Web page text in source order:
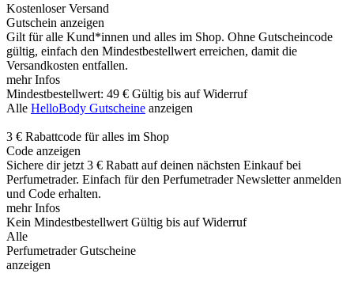
Kostenloser Versand
Gutschein anzeigen
Gilt für alle Kund*innen und alles im Shop. Ohne Gutscheincode
gültig, einfach den Mindestbestellwert erreichen, damit die
Versandkosten entfallen.
mehr Infos
Mindestbestellwert: 49 € Gültig bis auf Widerruf
Alle HelloBody Gutscheine anzeigen
3 € Rabattcode für alles im Shop
Code anzeigen
Sichere dir jetzt 3 € Rabatt auf deinen nächsten Einkauf bei
Perfumetrader. Einfach für den Perfumetrader Newsletter anmelden
und Code erhalten.
mehr Infos
Kein Mindestbestellwert Gültig bis auf Widerruf
Alle
Perfumetrader Gutscheine
anzeigen